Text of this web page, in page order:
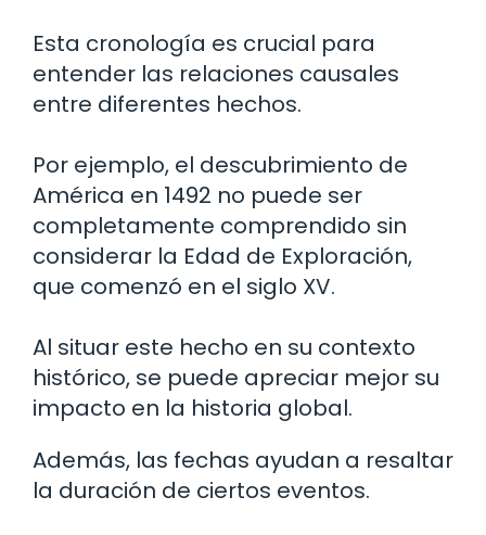
Esta cronología es crucial para
entender las relaciones causales
entre diferentes hechos.
Por ejemplo, el descubrimiento de
América en 1492 no puede ser
completamente comprendido sin
considerar la Edad de Exploración,
que comenzó en el siglo XV.
Al situar este hecho en su contexto
histórico, se puede apreciar mejor su
impacto en la historia global.
Además, las fechas ayudan a resaltar
la duración de ciertos eventos.